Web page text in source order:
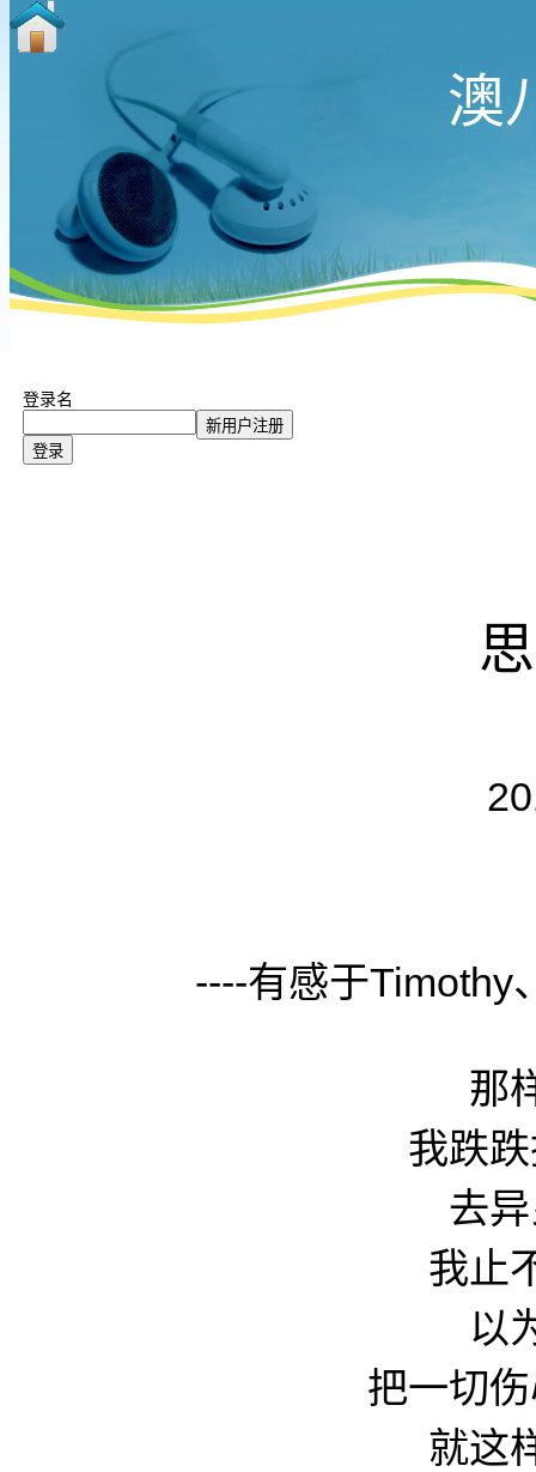
澳
登录名
----有感于Timothy
那
我跌
去
我止
以
把一切
就这